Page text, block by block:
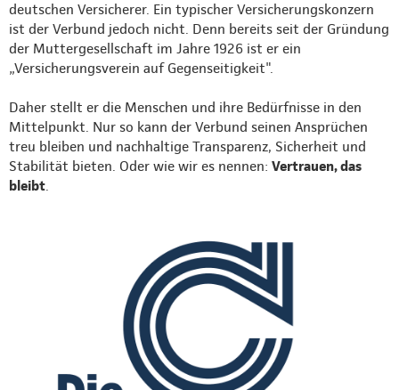
deutschen Versicherer. Ein typischer Versicherungskonzern
ist der Verbund jedoch nicht. Denn bereits seit der Gründung
der Muttergesellschaft im Jahre 1926 ist er ein
„Versicherungsverein auf Gegenseitigkeit".
Daher stellt er die Menschen und ihre Bedürfnisse in den
Mittelpunkt. Nur so kann der Verbund seinen Ansprüchen
treu bleiben und nachhaltige Transparenz, Sicherheit und
Stabilität bieten. Oder wie wir es nennen: Vertrauen, das
bleibt.